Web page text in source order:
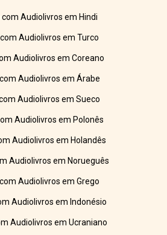
Audiolivros em Hindi
Audiolivros em Turco
Audiolivros em Coreano
Audiolivros em Árabe
Audiolivros em Sueco
Audiolivros em Polonês
Audiolivros em Holandês
Audiolivros em Norueguês
Audiolivros em Grego
Audiolivros em Indonésio
Audiolivros em Ucraniano